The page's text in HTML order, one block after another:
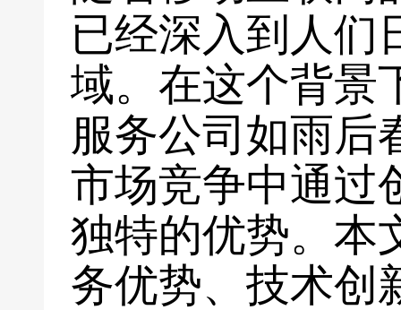
已经深入到人们
域。在这个背景
服务公司如雨后
市场竞争中通过
独特的优势。本
务优势、技术创